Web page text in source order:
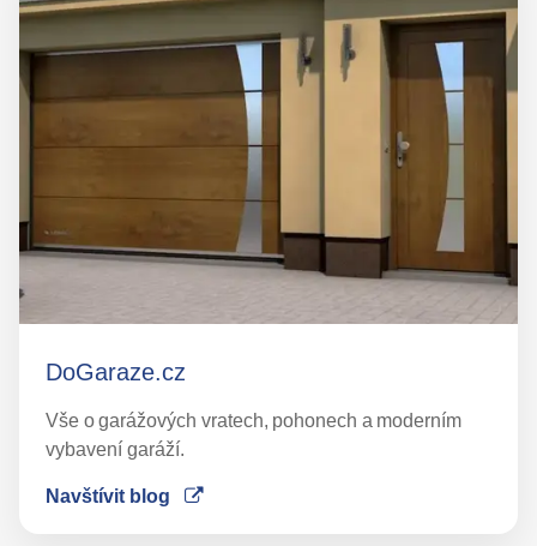
DoGaraze.cz
Vše o garážových vratech, pohonech a moderním
vybavení garáží.
Navštívit blog